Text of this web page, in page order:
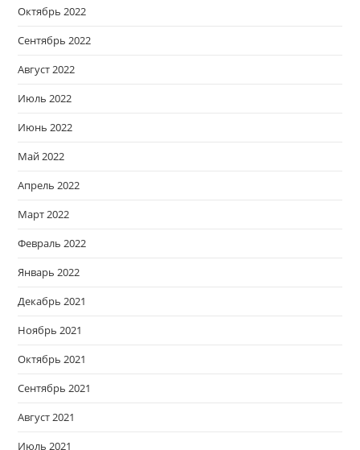
Октябрь 2022
Сентябрь 2022
Август 2022
Июль 2022
Июнь 2022
Май 2022
Апрель 2022
Март 2022
Февраль 2022
Январь 2022
Декабрь 2021
Ноябрь 2021
Октябрь 2021
Сентябрь 2021
Август 2021
Июль 2021